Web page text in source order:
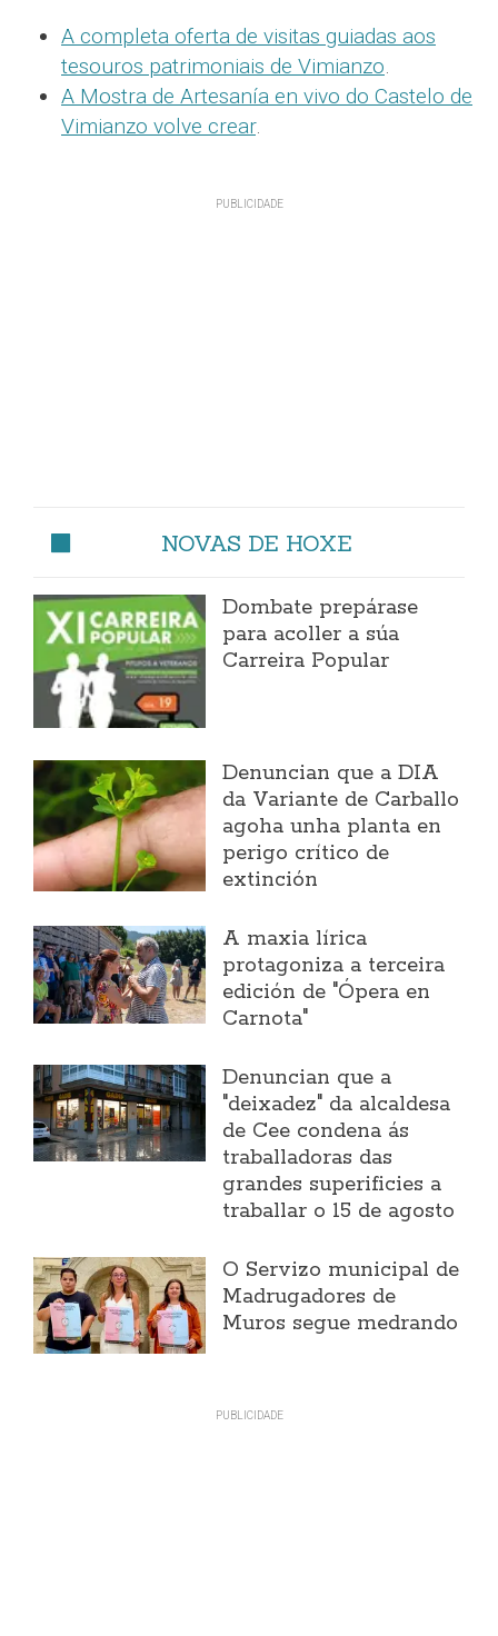
A completa oferta de visitas guiadas aos
tesouros patrimoniais de Vimianzo.
A Mostra de Artesanía en vivo do Castelo de
Vimianzo volve crear.
NOVAS DE HOXE
Dombate prepárase
para acoller a súa
Carreira Popular
Denuncian que a DIA
da Variante de Carballo
agoha unha planta en
perigo crítico de
extinción
A maxia lírica
protagoniza a terceira
edición de "Ópera en
Carnota"
Denuncian que a
"deixadez" da alcaldesa
de Cee condena ás
traballadoras das
grandes superificies a
traballar o 15 de agosto
O Servizo municipal de
Madrugadores de
Muros segue medrando